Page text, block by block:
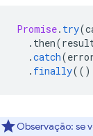
Promise. try(
. then(
.catch(
. finally(()
Observação: se